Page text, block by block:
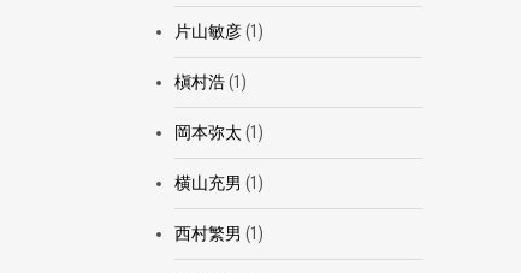
片山敏彦(1)
槇村浩(1)
岡本弥太 (1)
横山充男 (1)
西村繁男 (1)